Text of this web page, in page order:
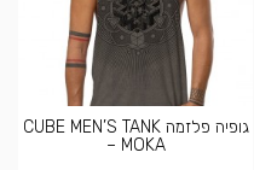
גופיה פלזמה CUBE MEN’S TANK
– MOKA